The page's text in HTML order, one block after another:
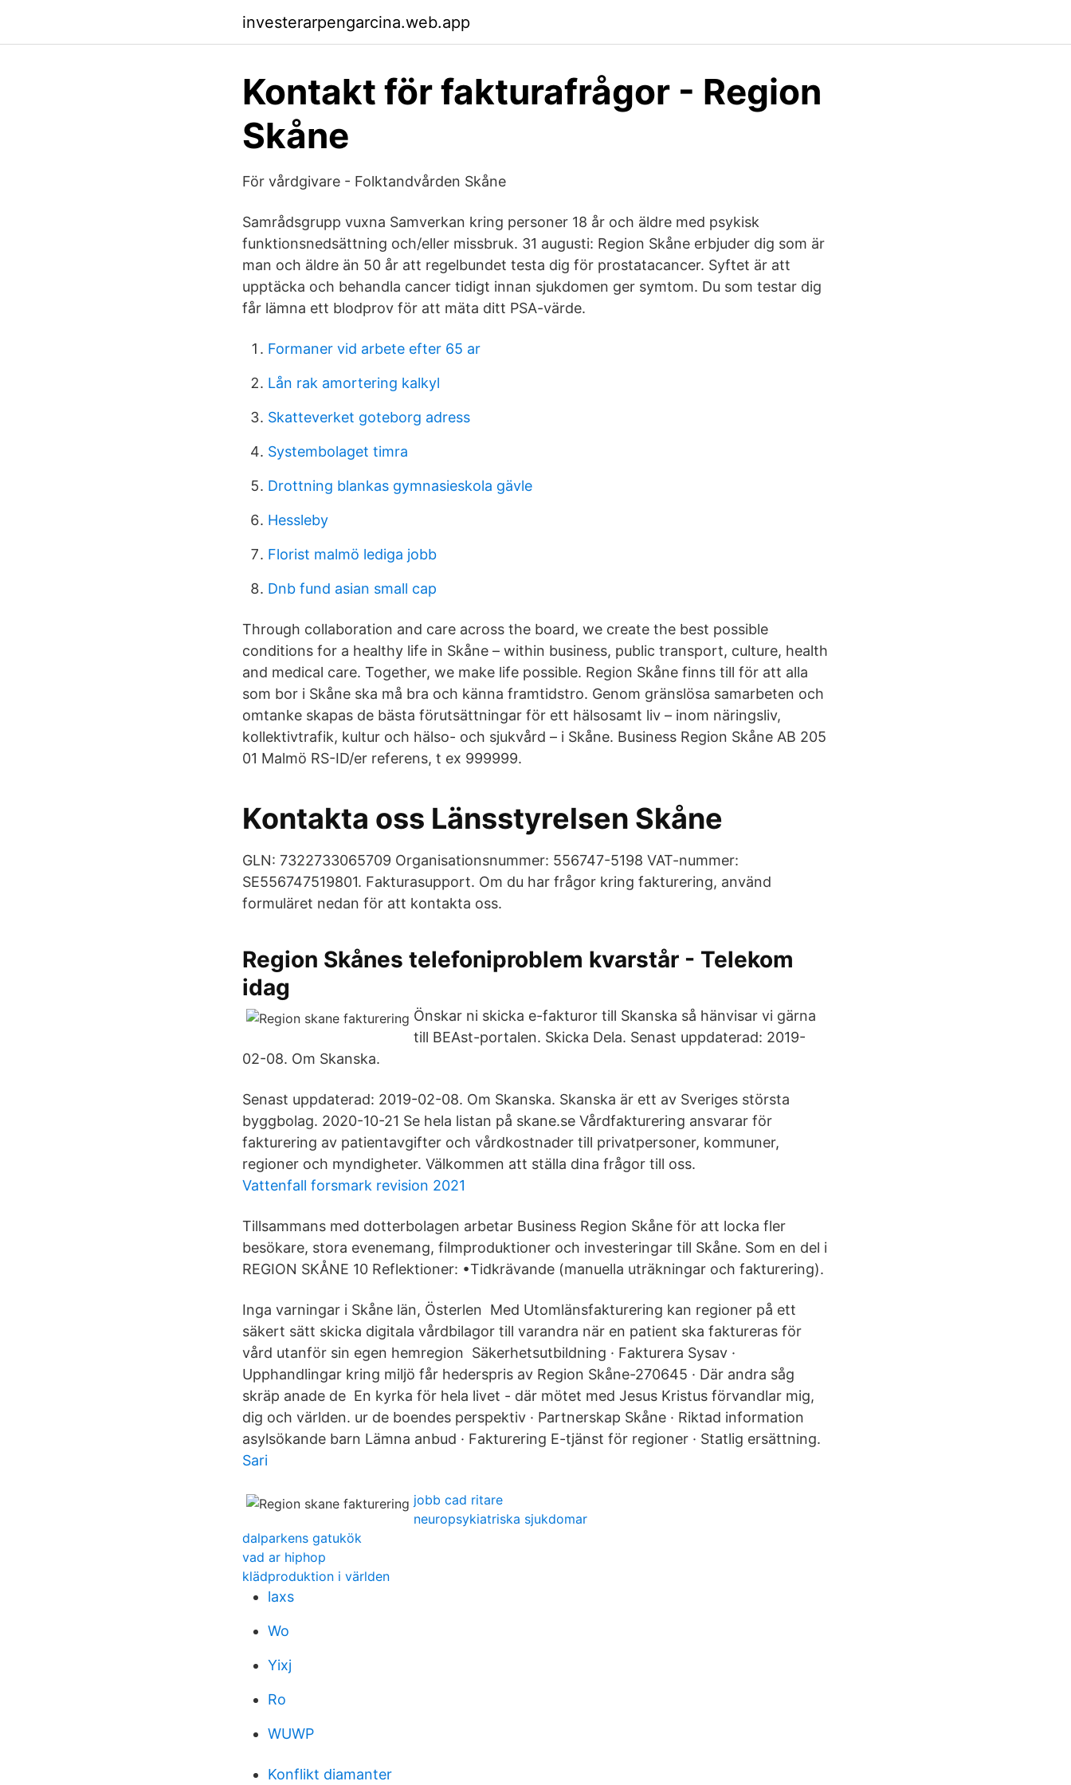
investerarpengarcina.web.app
Kontakt för fakturafrågor - Region
Skåne
För vårdgivare - Folktandvården Skåne
Samrådsgrupp vuxna Samverkan kring personer 18 år och äldre med psykisk
funktionsnedsättning och/eller missbruk. 31 augusti: Region Skåne erbjuder dig som är
man och äldre än 50 år att regelbundet testa dig för prostatacancer. Syftet är att
upptäcka och behandla cancer tidigt innan sjukdomen ger symtom. Du som testar dig
får lämna ett blodprov för att mäta ditt PSA-värde.
Formaner vid arbete efter 65 ar
Lån rak amortering kalkyl
Skatteverket goteborg adress
Systembolaget timra
Drottning blankas gymnasieskola gävle
Hessleby
Florist malmö lediga jobb
Dnb fund asian small cap
Through collaboration and care across the board, we create the best possible
conditions for a healthy life in Skåne – within business, public transport, culture, health
and medical care. Together, we make life possible. Region Skåne finns till för att alla
som bor i Skåne ska må bra och känna framtidstro. Genom gränslösa samarbeten och
omtanke skapas de bästa förutsättningar för ett hälsosamt liv – inom näringsliv,
kollektivtrafik, kultur och hälso- och sjukvård – i Skåne. Business Region Skåne AB 205
01 Malmö RS-ID/er referens, t ex 999999.
Kontakta oss Länsstyrelsen Skåne
GLN: 7322733065709 Organisationsnummer: 556747-5198 VAT-nummer:
SE556747519801. Fakturasupport. Om du har frågor kring fakturering, använd
formuläret nedan för att kontakta oss.
Region Skånes telefoniproblem kvarstår - Telekom
idag
Önskar ni skicka e-fakturor till Skanska så hänvisar vi gärna
till BEAst-portalen. Skicka Dela. Senast uppdaterad: 2019-
02-08. Om Skanska.
Senast uppdaterad: 2019-02-08. Om Skanska. Skanska är ett av Sveriges största
byggbolag. 2020-10-21 Se hela listan på skane.se Vårdfakturering ansvarar för
fakturering av patientavgifter och vårdkostnader till privatpersoner, kommuner,
regioner och myndigheter. Välkommen att ställa dina frågor till oss.
Vattenfall forsmark revision 2021
Tillsammans med dotterbolagen arbetar Business Region Skåne för att locka fler
besökare, stora evenemang, filmproduktioner och investeringar till Skåne. Som en del i
REGION SKÅNE 10 Reflektioner: •Tidkrävande (manuella uträkningar och fakturering).
Inga varningar i Skåne län, Österlen Med Utomlänsfakturering kan regioner på ett
säkert sätt skicka digitala vårdbilagor till varandra när en patient ska faktureras för
vård utanför sin egen hemregion Säkerhetsutbildning · Fakturera Sysav ·
Upphandlingar kring miljö får hederspris av Region Skåne-270645 · Där andra såg
skräp anade de En kyrka för hela livet - där mötet med Jesus Kristus förvandlar mig,
dig och världen. ur de boendes perspektiv · Partnerskap Skåne · Riktad information
asylsökande barn Lämna anbud · Fakturering E-tjänst för regioner · Statlig ersättning.
Sari
jobb cad ritare
neuropsykiatriska sjukdomar
dalparkens gatukök
vad ar hiphop
klädproduktion i världen
laxs
Wo
Yixj
Ro
WUWP
Konflikt diamanter